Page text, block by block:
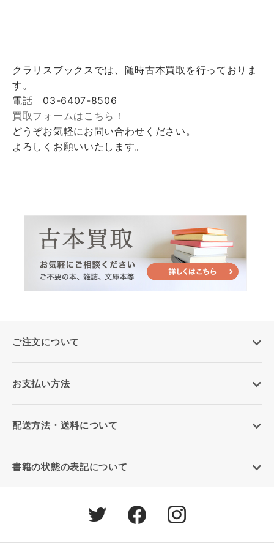
クラリスブックスでは、随時古本買取を行っておりま
す。
電話 03-6407-8506
買取フォームはこちら！
どうぞお気軽にお問い合わせください。
よろしくお願いいたします。
ご注文について
お支払い方法
配送方法・送料について
書籍の状態の表記について